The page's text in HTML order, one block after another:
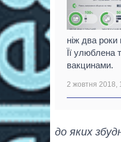
ніж два роки
Її улюблена
вакцинами.
2 жовтня 2018,
до яких